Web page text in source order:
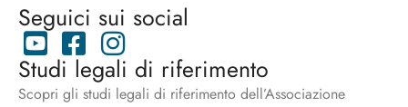
Seguici sui social
Studi legali di riferimento
Scopri gli studi legali di riferimento dell’Associazione